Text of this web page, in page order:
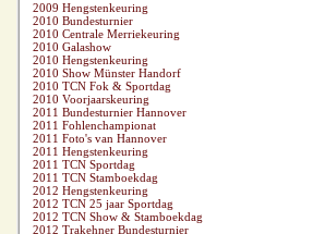
2009 Hengstenkeuring
2010 Bundesturnier
2010 Centrale Merriekeuring
2010 Galashow
2010 Hengstenkeuring
2010 Show Münster Handorf
2010 TCN Fok & Sportdag
2010 Voorjaarskeuring
2011 Bundesturnier Hannover
2011 Fohlenchampionat
2011 Foto's van Hannover
2011 Hengstenkeuring
2011 TCN Sportdag
2011 TCN Stamboekdag
2012 Hengstenkeuring
2012 TCN 25 jaar Sportdag
2012 TCN Show & Stamboekdag
2012 Trakehner Bundesturnier